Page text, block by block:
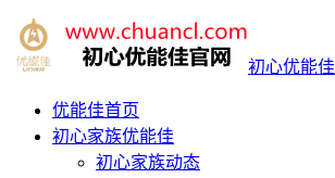
初心优能佳
优能佳首页
初心家族优能佳
初心家族动态